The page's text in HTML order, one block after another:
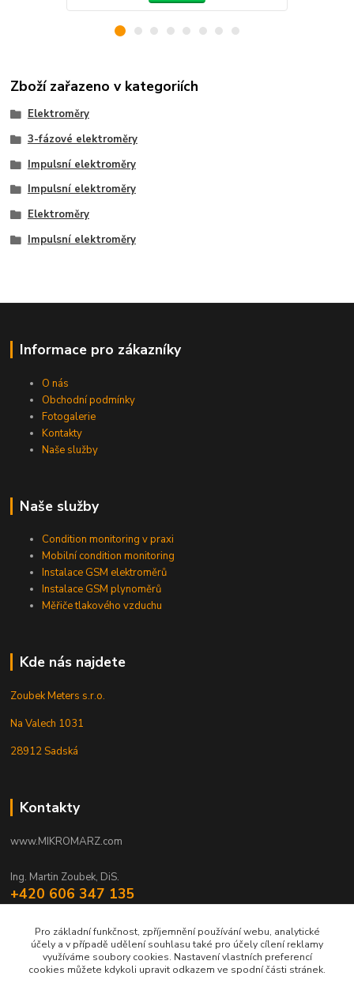
Zboží zařazeno v kategoriích
Elektroměry
3-fázové elektroměry
Impulsní elektroměry
Impulsní elektroměry
Elektroměry
Impulsní elektroměry
Informace pro zákazníky
O nás
Obchodní podmínky
Fotogalerie
Kontakty
Naše služby
Naše služby
Condition monitoring v praxi
Mobilní condition monitoring
Instalace GSM elektroměrů
Instalace GSM plynoměrů
Měřiče tlakového vzduchu
Kde nás najdete
Zoubek Meters s.r.o.
Na Valech 1031
28912 Sadská
Kontakty
www.MIKROMARZ.com
Ing. Martin Zoubek, DiS.
+420 606 347 135
zoubek@mikromarz.cz
Pro základní funkčnost, zpříjemnění používání webu, analytické
účely a v případě udělení souhlasu také pro účely cílení reklamy
využíváme soubory cookies. Nastavení vlastních preferencí
cookies můžete kdykoli upravit odkazem ve spodní části stránek.